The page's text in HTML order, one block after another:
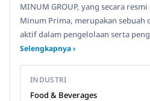
MINUM GROUP, yang secara
Minum Prima, merupakan sebuah
aktif dalam pengelolaan serta
Selengkapnya ›
INDUSTRI
Food & Beverages